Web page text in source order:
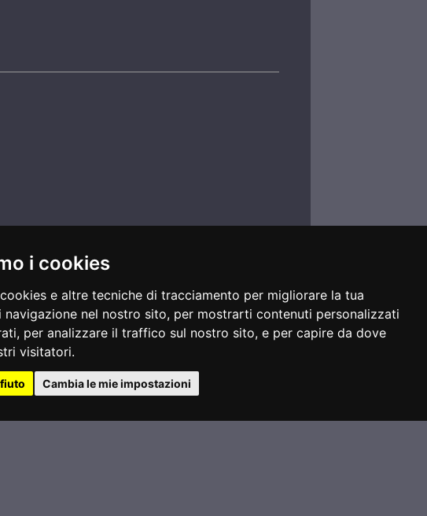
i cookies
e altre tecniche di tracciamento per migliorare la tua
navigazione nel nostro sito, per mostrarti contenuti personalizzati
per analizzare il traffico sul nostro sito, e per capire da dove
visitatori.
Cambia le mie impostazioni
Comunica con noi
segreteria@legafootgolf.it